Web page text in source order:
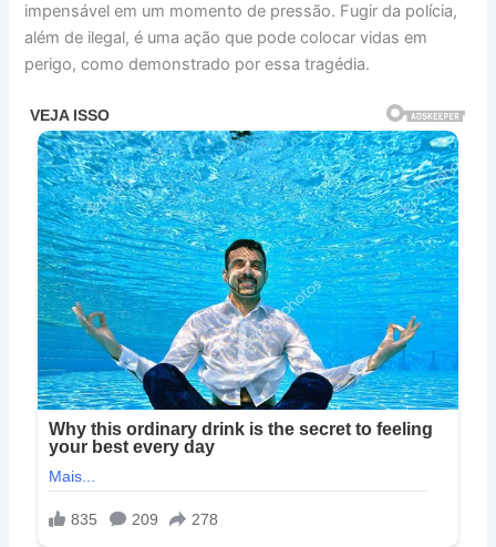
impensável em um momento de pressão. Fugir da polícia,
além de ilegal, é uma ação que pode colocar vidas em
perigo, como demonstrado por essa tragédia.